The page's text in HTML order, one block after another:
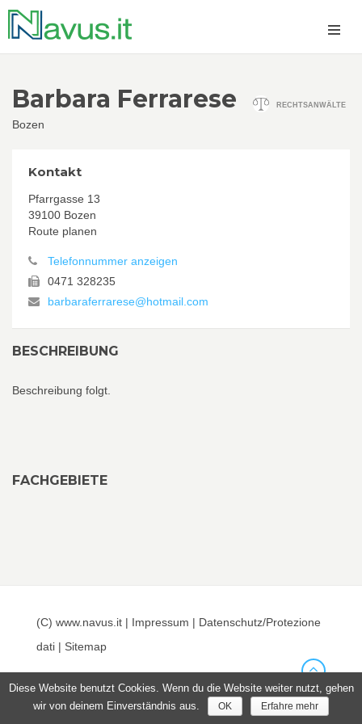
Barbara Ferrarese
Bozen
RECHTSANWÄLTE
Kontakt
Pfarrgasse 13
39100 Bozen
Route planen
Telefonnummer anzeigen
0471 328235
barbaraferrarese@hotmail.com
BESCHREIBUNG
Beschreibung folgt.
FACHGEBIETE
(C) www.navus.it | Impressum | Datenschutz/Protezione
dati | Sitemap
Diese Website benutzt Cookies. Wenn du die Website weiter nutzt, gehen
wir von deinem Einverständnis aus.
OK Erfahre mehr